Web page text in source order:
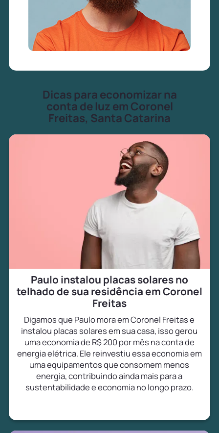
Dicas para economizar na
conta de luz em Coronel
Freitas, Santa Catarina
Paulo instalou placas solares no
telhado de sua residência em Coronel
Freitas
Digamos que Paulo mora em Coronel Freitas e
instalou placas solares em sua casa, isso gerou
uma economia de R$ 200 por mês na conta de
energia elétrica. Ele reinvestiu essa economia em
uma equipamentos que consomem menos
energia, contribuindo ainda mais para a
sustentabilidade e economia no longo prazo.